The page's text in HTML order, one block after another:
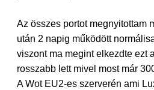
Az összes portot megnyitottam
után 2 napig működött
viszont ma megint elkezdte ezt
rosszabb lett mivel most már
A Wot EU2-es szerverén ami